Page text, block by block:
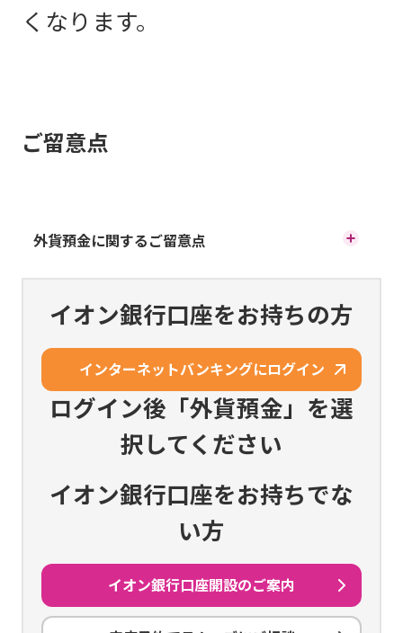
くなります。
ご留意点
外貨預金に関するご留意点
円貨と外貨を交換する際の為替相場の変動により為替差損
本を下回ることがあります。
外貨から円貨への交換には、1通貨単位あたり最大0.5円の為
替手数料がかかります。その結果、為替相場に変動がなく
ても、お預入れされた円貨建ての元本を下回ることがあり
ます。
預金保険制度の対象ではありません。
約締結前交付書面）の内容をご確認のうえ、ご自身の判断
（2026年3月31日現在）
商号等：株式会社イオン銀行
イオン銀行口座をお持ちの方
インターネットバンキングにログイン
ログイン後「外貨預金」を選
択してください
イオン銀行口座をお持ちでな
い方
イオン銀行口座開設のご案内